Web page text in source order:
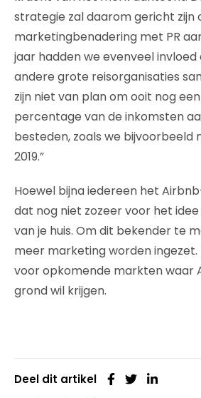
strategie zal daarom gericht zijn
marketingbenadering met PR
jaar hadden we evenveel invloed
andere grote reisorganisaties
zijn niet van plan om ooit nog
percentage van de inkomsten
besteden, zoals we bijvoorbeeld
2019.”
Hoewel bijna iedereen het
dat nog niet zozeer voor het
van je huis. Om dit bekender te
meer marketing worden
voor opkomende markten waar
grond wil krijgen.
Deel dit artikel